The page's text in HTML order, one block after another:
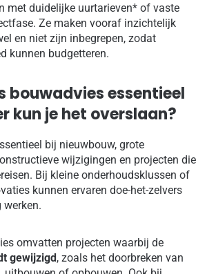
met duidelijke uurtarieven* of vaste
Ze maken vooraf inzichtelijk
en niet zijn inbegrepen, zodat
kunnen budgetteren.
bouwadvies essentieel
kun je het overslaan?
bij nieuwbouw, grote
wijzigingen en projecten die
Bij kleine onderhoudsklussen of
kunnen ervaren doe-het-zelvers
omvatten projecten waarbij de
gewijzigd, zoals het doorbreken van